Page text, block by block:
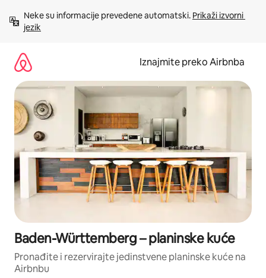
sadržaj
Neke su informacije prevedene automatski. Prikaži izvorni
jezik
Iznajmite preko Airbnba
Baden-Württemberg – planinske kuće
Pronađite i rezervirajte jedinstvene planinske kuće na
Airbnbu